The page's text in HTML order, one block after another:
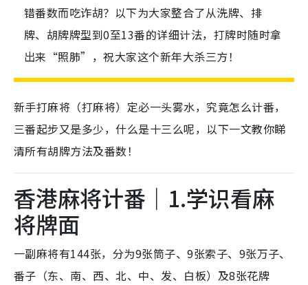
错番数而吃诈胡？以下为大家整合了从洗牌、排
牌、胡牌牌型到0至13番的详细计法，打牌时随时拿
出来“照肺”，祝大家这个新年大杀三方！
新手打麻将（打麻将）定必一头雾水，究竟怎么计番，
三番起步又是多少，什么是十三么呢，以下一文教你睇
清所有胡牌方法及番数！
香港麻将计番｜1.学识看麻
将牌面
一副麻将有144张，分为9张筒子、9张索子、9张万子、
番子（东、南、西、北、中、发、白板）及8张花牌